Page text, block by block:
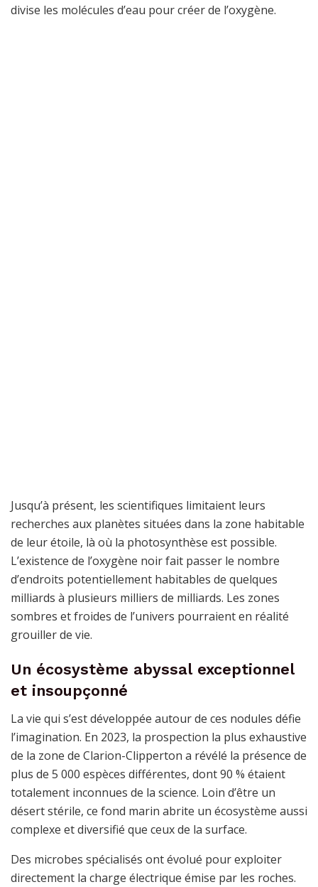
divise les molécules d’eau pour créer de l’oxygène.
Jusqu’à présent, les scientifiques limitaient leurs
recherches aux planètes situées dans la zone habitable
de leur étoile, là où la photosynthèse est possible.
L’existence de l’oxygène noir fait passer le nombre
d’endroits potentiellement habitables de quelques
milliards à plusieurs milliers de milliards. Les zones
sombres et froides de l’univers pourraient en réalité
grouiller de vie.
Un écosystème abyssal exceptionnel
et insoupçonné
La vie qui s’est développée autour de ces nodules défie
l’imagination. En 2023, la prospection la plus exhaustive
de la zone de Clarion-Clipperton a révélé la présence de
plus de 5 000 espèces différentes, dont 90 % étaient
totalement inconnues de la science. Loin d’être un
désert stérile, ce fond marin abrite un écosystème aussi
complexe et diversifié que ceux de la surface.
Des microbes spécialisés ont évolué pour exploiter
directement la charge électrique émise par les roches.